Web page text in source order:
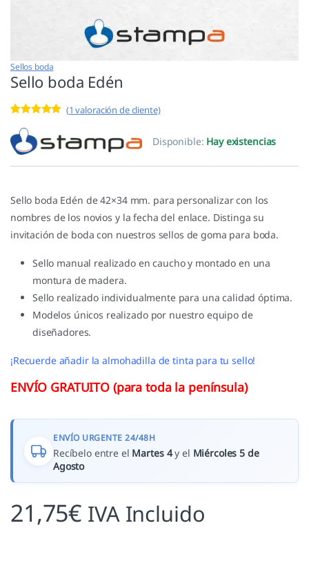
Sellos boda
Sello boda Edén
5.00de 5 en
base a
valoración de
(1 valoración de cliente)
Disponible: Hay existencias
Sello boda Edén de 42×34 mm. para personalizar con los
nombres de los novios y la fecha del enlace. Distinga su
invitación de boda con nuestros sellos de goma para boda.
Sello manual realizado en caucho y montado en una
montura de madera.
Sello realizado individualmente para una calidad óptima.
Modelos únicos realizado por nuestro equipo de
diseñadores.
¡Recuerde añadir la almohadilla de tinta para tu sello!
ENVÍO GRATUITO (para toda la península)
ENVÍO URGENTE 24/48H
Recíbelo entre el Martes 4y el Miércoles 5 de
Agosto
21,75€ IVA Incluido